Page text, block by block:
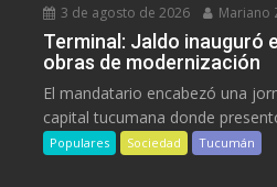
3 de agosto de 2026 Mariano
Terminal: Jaldo inauguró
obras de modernización
El mandatario encabezó una
capital tucumana donde
Populares Sociedad Tucumán